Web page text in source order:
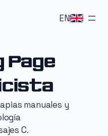
EN
Page
manuales y
C.